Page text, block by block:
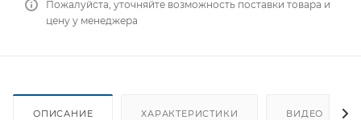
Пожалуйста, уточняйте возможность поставки товара и
цену у менеджера
ОПИСАНИЕ ХАРАКТЕРИСТИКИ ВИДЕО